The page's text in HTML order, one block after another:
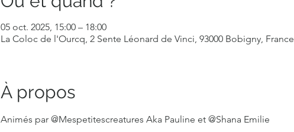
05 oct. 2025, 15:00 – 18:00
La Coloc de l'Ourcq, 2 Sente Léonard de Vinci, 93000 Bobigny, France
À propos
Animés par @Mespetitescreatures Aka Pauline et @Shana Emilie